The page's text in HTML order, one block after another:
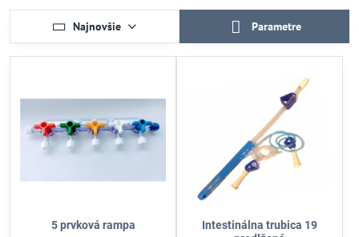
Najnovšie Parametre
5 prvková rampa
Intestinálna trubica 19